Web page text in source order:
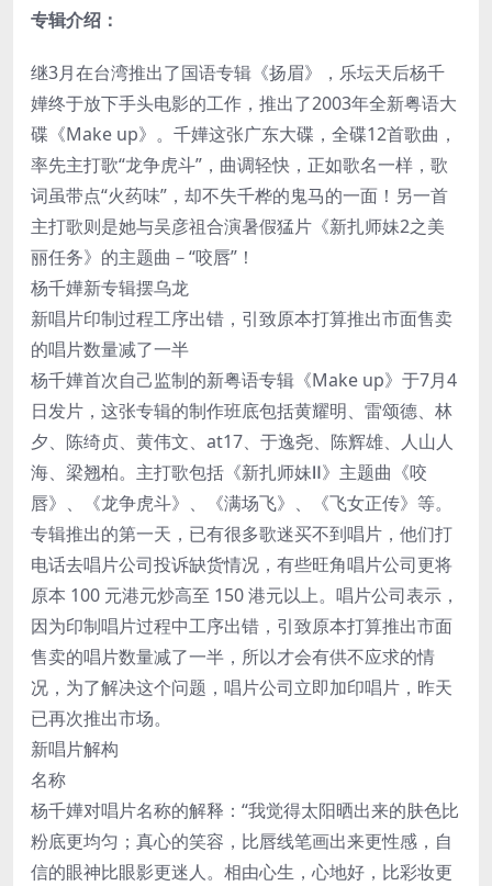
专辑介绍：
继3月在台湾推出了国语专辑《扬眉》，乐坛天后杨千
嬅终于放下手头电影的工作，推出了2003年全新粤语大
碟《Make up》。千嬅这张广东大碟，全碟12首歌曲，
率先主打歌“龙争虎斗”，曲调轻快，正如歌名一样，歌
词虽带点“火药味”，却不失千桦的鬼马的一面！另一首
主打歌则是她与吴彦祖合演暑假猛片《新扎师妹2之美
丽任务》的主题曲－“咬唇”！
杨千嬅新专辑摆乌龙
新唱片印制过程工序出错，引致原本打算推出市面售卖
的唱片数量减了一半
杨千嬅首次自己监制的新粤语专辑《Make up》于7月4
日发片，这张专辑的制作班底包括黄耀明、雷颂德、林
夕、陈绮贞、黄伟文、at17、于逸尧、陈辉雄、人山人
海、梁翘柏。主打歌包括《新扎师妹Ⅱ》主题曲《咬
唇》、《龙争虎斗》、《满场飞》、《飞女正传》等。
专辑推出的第一天，已有很多歌迷买不到唱片，他们打
电话去唱片公司投诉缺货情况，有些旺角唱片公司更将
原本 100 元港元炒高至 150 港元以上。唱片公司表示，
因为印制唱片过程中工序出错，引致原本打算推出市面
售卖的唱片数量减了一半，所以才会有供不应求的情
况，为了解决这个问题，唱片公司立即加印唱片，昨天
已再次推出市场。
新唱片解构
名称
杨千嬅对唱片名称的解释：“我觉得太阳晒出来的肤色比
粉底更均匀；真心的笑容，比唇线笔画出来更性感，自
信的眼神比眼影更迷人。相由心生，心地好，比彩妆更